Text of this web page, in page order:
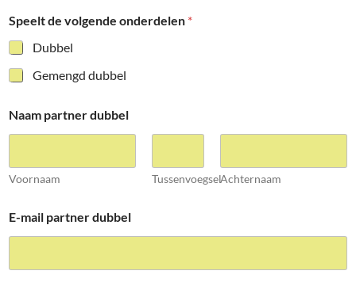
Speelt de volgende onderdelen *
Dubbel
Gemengd dubbel
Naam partner dubbel
Voornaam TussenvoegselAchternaam
E-mail partner dubbel